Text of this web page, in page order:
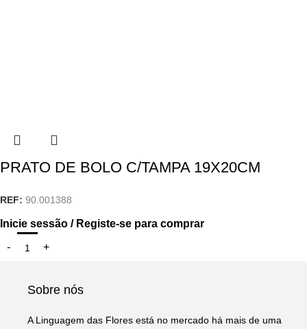
PRATO DE BOLO C/TAMPA 19X20CM
REF: 90.001388
Inicie sessão / Registe-se para comprar
Sobre nós
A Linguagem das Flores está no mercado há mais de uma